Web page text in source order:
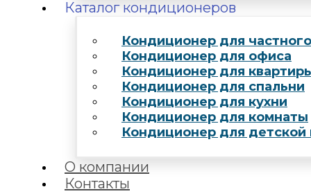
Каталог кондиционеров
Кондиционер для
Кондиционер для офиса
Кондиционер для
Кондиционер для спальни
Кондиционер для кухни
Кондиционер для комнаты
Кондиционер для детской
О компании
Контакты